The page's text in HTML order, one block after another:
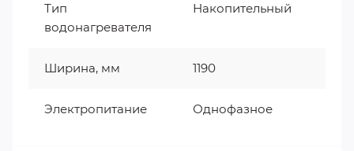
Тип
водонагревателя
Накопительный
Ширина, мм 1190
Электропитание Однофазное